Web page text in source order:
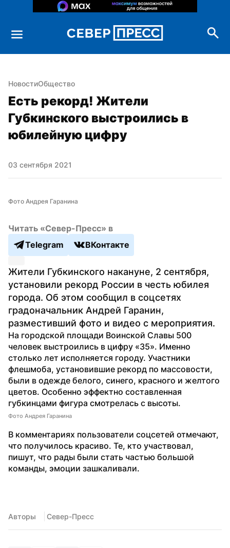
НовостиОбщество
Есть рекорд! Жители
Губкинского выстроились в
юбилейную цифру
03 сентября 2021
Фото Андрея Гаранина
Читать «Север-Пресс» в
Telegram
ВКонтакте
Жители Губкинского накануне, 2 сентября,
установили рекорд России в честь юбилея
города. Об этом сообщил в соцсетях
градоначальник Андрей Гаранин,
разместивший фото и видео с мероприятия.
На городской площади Воинской Славы 500
человек выстроились в цифру «35». Именно
столько лет исполняется городу. Участники
флешмоба, установившие рекорд по массовости,
были в одежде белого, синего, красного и желтого
цветов. Особенно эффектно составленная
губкинцами фигура смотрелась с высоты.
Фото Андрея Гаранина
В комментариях пользователи соцсетей отмечают,
что получилось красиво. Те, кто участвовал,
пишут, что рады были стать частью большой
команды, эмоции зашкаливали.
Авторы Север-Пресс